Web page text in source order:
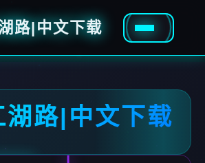
路|中文下载
湖路|中文下载